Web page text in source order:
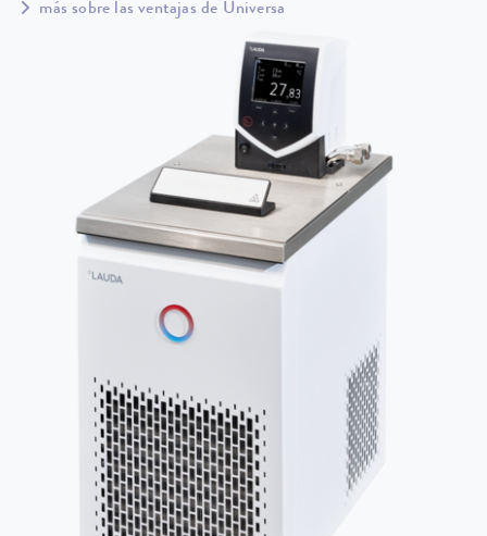
más sobre las ventajas de Universa